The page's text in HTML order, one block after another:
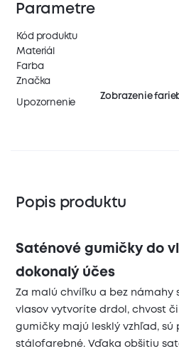
Parametre
Kód produktu
Materiál
Farba
Značka
Upozornenie
Zobrazenie
Popis produktu
Saténové gumičky do
dokonalý účes
Za malú chvíľku a bez námahy
vlasov vytvoríte drdol, chvost
gumičky majú lesklý vzhľad, sú
stálofarebné. Vďaka obšitiu